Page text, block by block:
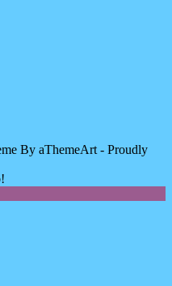
By aThemeArt - Proudly